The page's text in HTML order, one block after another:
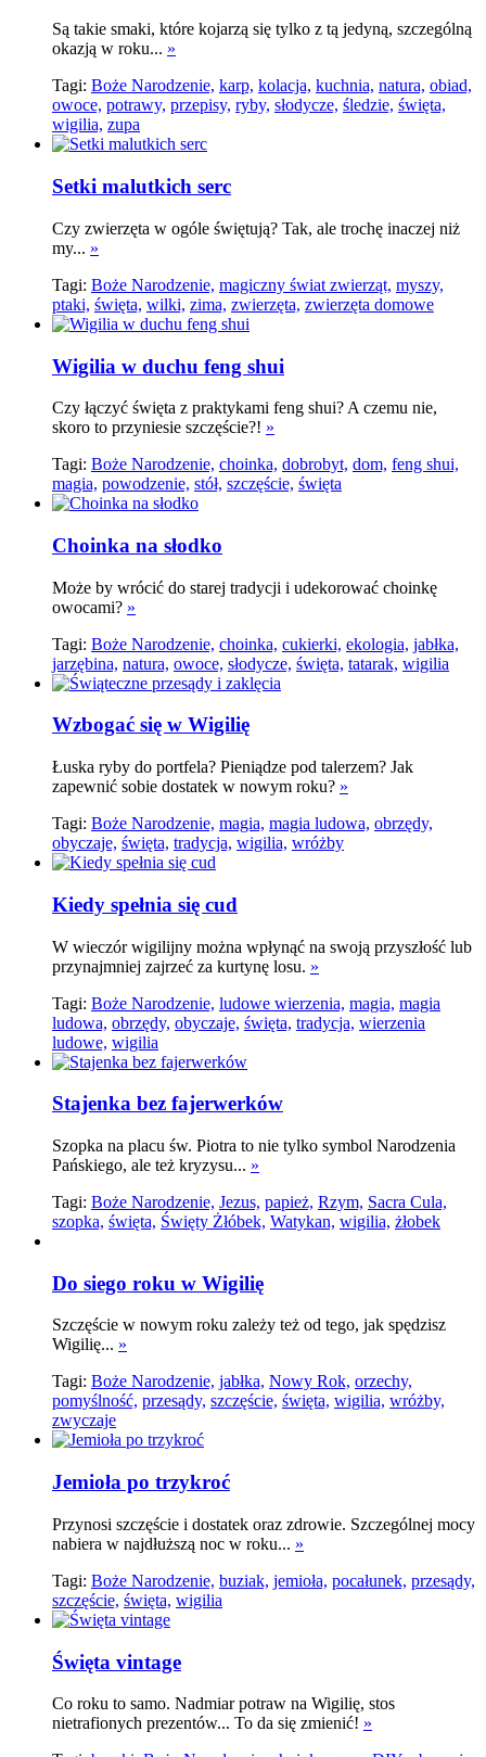
Są takie smaki, które kojarzą się tylko z tą jedyną, szczególną
okazją w roku... »
Tagi: Boże Narodzenie, karp, kolacja, kuchnia, natura, obiad,
owoce, potrawy, przepisy, ryby, słodycze, śledzie, święta,
wigilia, zupa
Setki malutkich serc
Czy zwierzęta w ogóle świętują? Tak, ale trochę inaczej niż
my... »
Tagi: Boże Narodzenie, magiczny świat zwierząt, myszy,
ptaki, święta, wilki, zima, zwierzęta, zwierzęta domowe
Wigilia w duchu feng shui
Czy łączyć święta z praktykami feng shui? A czemu nie,
skoro to przyniesie szczęście?! »
Tagi: Boże Narodzenie, choinka, dobrobyt, dom, feng shui,
magia, powodzenie, stół, szczęście, święta
Choinka na słodko
Może by wrócić do starej tradycji i udekorować choinkę
owocami? »
Tagi: Boże Narodzenie, choinka, cukierki, ekologia, jabłka,
jarzębina, natura, owoce, słodycze, święta, tatarak, wigilia
Wzbogać się w Wigilię
Łuska ryby do portfela? Pieniądze pod talerzem? Jak
zapewnić sobie dostatek w nowym roku? »
Tagi: Boże Narodzenie, magia, magia ludowa, obrzędy,
obyczaje, święta, tradycja, wigilia, wróżby
Kiedy spełnia się cud
W wieczór wigilijny można wpłynąć na swoją przyszłość lub
przynajmniej zajrzeć za kurtynę losu. »
Tagi: Boże Narodzenie, ludowe wierzenia, magia, magia
ludowa, obrzędy, obyczaje, święta, tradycja, wierzenia
ludowe, wigilia
Stajenka bez fajerwerków
Szopka na placu św. Piotra to nie tylko symbol Narodzenia
Pańskiego, ale też kryzysu... »
Tagi: Boże Narodzenie, Jezus, papież, Rzym, Sacra Cula,
szopka, święta, Święty Żłóbek, Watykan, wigilia, żłobek
Do siego roku w Wigilię
Szczęście w nowym roku zależy też od tego, jak spędzisz
Wigilię... »
Tagi: Boże Narodzenie, jabłka, Nowy Rok, orzechy,
pomyślność, przesądy, szczęście, święta, wigilia, wróżby,
zwyczaje
Jemioła po trzykroć
Przynosi szczęście i dostatek oraz zdrowie. Szczególnej mocy
nabiera w najdłuższą noc w roku... »
Tagi: Boże Narodzenie, buziak, jemioła, pocałunek, przesądy,
szczęście, święta, wigilia
Święta vintage
Co roku to samo. Nadmiar potraw na Wigilię, stos
nietrafionych prezentów... To da się zmienić! »